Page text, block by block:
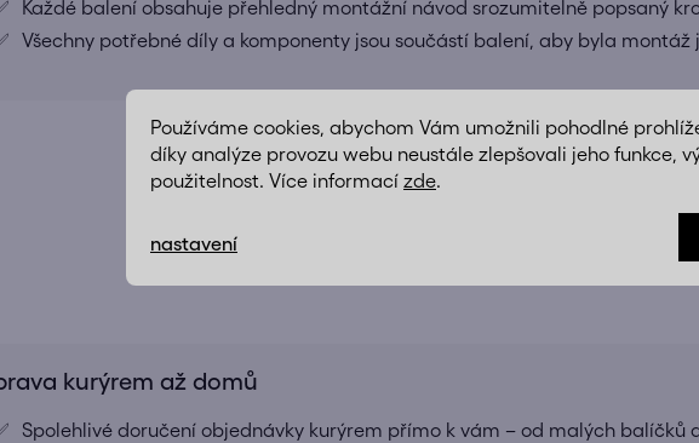
Používáme cookies, abychom Vám umožnili pohodlné
díky analýze provozu webu neustále zlepšovali jeho funkce,
použitelnost. Více informací zde.
nastavení
Každé balení obsahuje přehledný montážní návod srozumitelně popsaný
Všechny potřebné díly a komponenty jsou součástí balení, aby byla
TĚŽKÉ VĚCI? MY VÁM S NIMI
kurýrem až domů
Spolehlivé doručení objednávky kurýrem přímo k vám – od malých balíčků